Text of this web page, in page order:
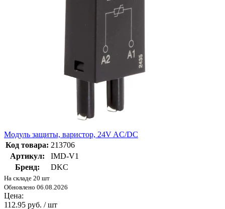
Модуль защиты, варистор, 24V AC/DC
Код товара: 213706
Артикул:
IMD-V1
Бренд:
DKC
На складе 20 шт
Обновлено 06.08.2026
Цена:
112.95 руб. / шт